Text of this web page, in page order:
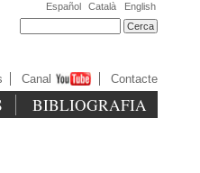
Español Català English
Canal Contacte
BIBLIOGRAFIA